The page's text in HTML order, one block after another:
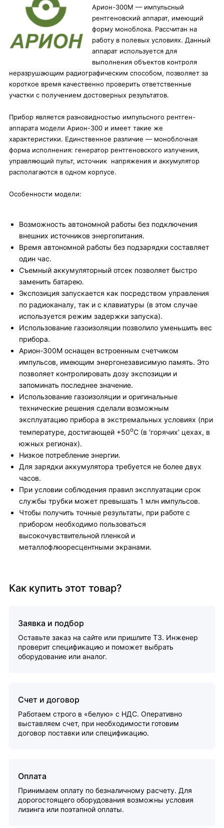
Арион-300М — импульсный
рентгеновский аппарат, имеющий
форму моноблока. Рассчитан на
работу в полевых условиях. Данный
аппарат используется для
выполнения объектов контроля
неразрушающим радиографическим способом, позволяет за
короткое время качественно проверить ответственные
участки с получением достоверных результатов.
Прибор является разновидностью импульсного рентген-
аппарата модели Арион-300 и имеет такие же
характеристики. Единственное различие — моноблочная
форма исполнения: генератор рентгеновского излучения,
управляющий пульт, источник напряжения и аккумулятор
располагаются в одном корпусе.
Особенности модели:
Возможность автономной работы без подключения
внешних источников энергопитания.
Время автономной работы без подзарядки составляет
один час.
Съемный аккумуляторный отсек позволяет быстро
заменить батарею.
Экспозиция запускается как посредством управления
по радиоканалу, так и с клавиатуры (в этом случае
используется режим задержки запуска).
Использование газоизоляции позволило уменьшить вес
прибора.
Арион-300М оснащен встроенным счетчиком
импульсов, имеющим энергонезависимую память. Это
позволяет контролировать дозу экспозиции и
запоминать последнее значение.
Использование газоизоляции и оригинальные
технические решения сделали возможным
эксплуатацию прибора в экстремальных условиях (при
температуре, достигающей +50оC (в 'горячих' цехах, в
южных регионах).
Низкое потребление энергии.
Для зарядки аккумулятора требуется не более двух
часов.
При условии соблюдения правил эксплуатации срок
службы трубки может превышать 1 млн импульсов.
Чтобы получить точные результаты, при работе с
прибором необходимо пользоваться
высокочувствительной пленкой и
металлофлюоресцентными экранами.
Как купить этот товар?
Заявка и подбор
Оставьте заказ на сайте или пришлите ТЗ. Инженер
проверит спецификацию и поможет выбрать
оборудование или аналог.
Счет и договор
Работаем строго в «белую» с НДС. Оперативно
выставляем счет, при необходимости готовим
договор поставки или спецификацию.
Оплата
Принимаем оплату по безналичному расчету. Для
дорогостоящего оборудования возможны условия
лизинга или поэтапной оплаты.